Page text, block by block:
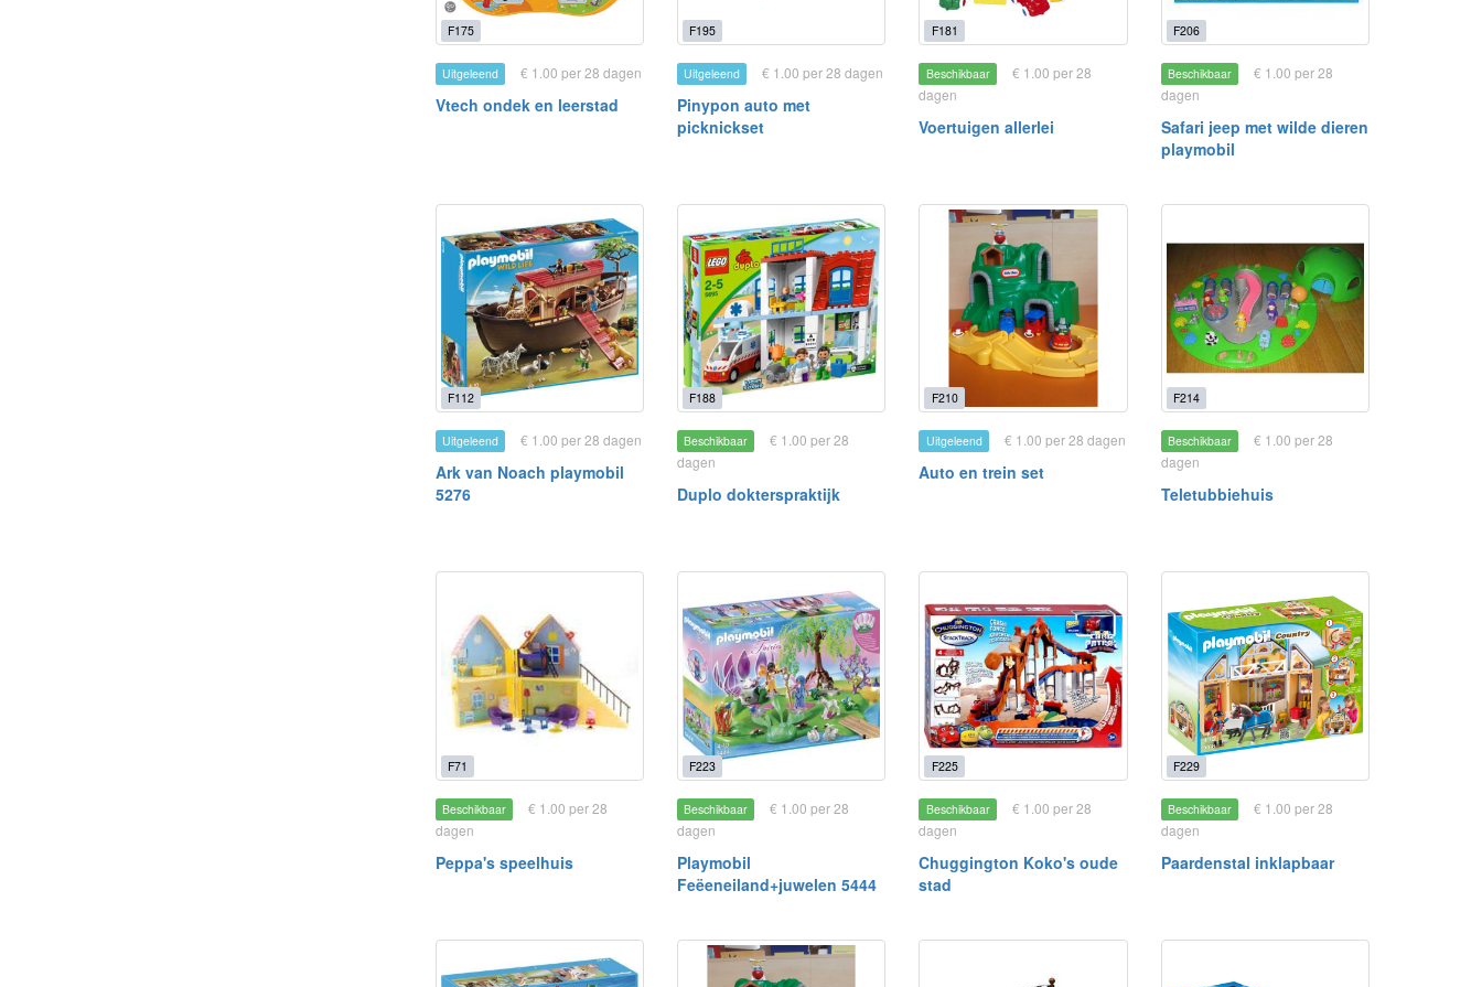
F175
Uitgeleend € 1.00 per 28 dagen
Vtech ondek en leerstad
F195
Uitgeleend € 1.00 per 28 dagen
Pinypon auto met
picknickset
F181
Beschikbaar
€ 1.00 per 28
dagen
Voertuigen allerlei
F206
Beschikbaar
€ 1.00 per 28
dagen
Safari jeep met wilde dieren
playmobil
F112
Uitgeleend € 1.00 per 28 dagen
Ark van Noach playmobil
5276
F188
Beschikbaar
€ 1.00 per 28
dagen
Duplo dokterspraktijk
F210
Uitgeleend € 1.00 per 28 dagen
Auto en trein set
F214
Beschikbaar
€ 1.00 per 28
dagen
Teletubbiehuis
F71
Beschikbaar
€ 1.00 per 28
dagen
Peppa's speelhuis
F223
Beschikbaar
€ 1.00 per 28
dagen
Playmobil
Feëeneiland+juwelen 5444
F225
Beschikbaar
€ 1.00 per 28
dagen
Chuggington Koko's oude
stad
F229
Beschikbaar
€ 1.00 per 28
dagen
Paardenstal inklapbaar